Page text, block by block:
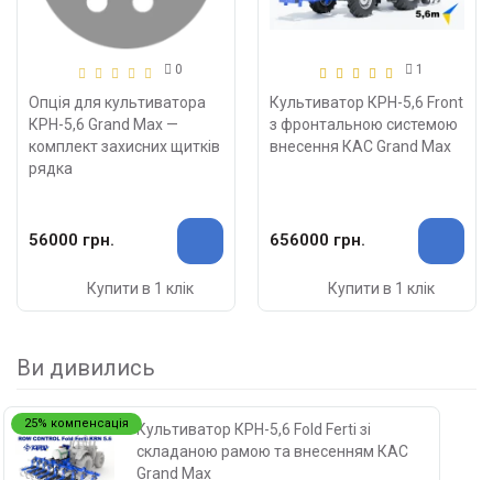
0
Опція для культиватора
КРН-5,6 Grand Max —
комплект захисних щитків
рядка
56000 грн.
Купити в 1 клік
1
Культиватор КРН-5,6 Front
з фронтальною системою
внесення КАС Grand Max
656000 грн.
Купити в 1 клік
Ви дивились
25% компенсація
Культиватор КРН-5,6 Fold Ferti зі
складаною рамою та внесенням КАС
Grand Max